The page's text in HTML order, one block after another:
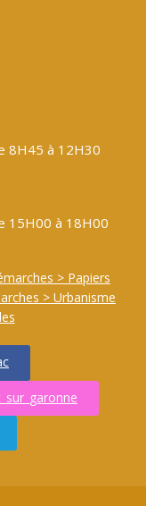
8H45 à 12H30
15H00 à 18H00
> Papiers
> Urbanisme